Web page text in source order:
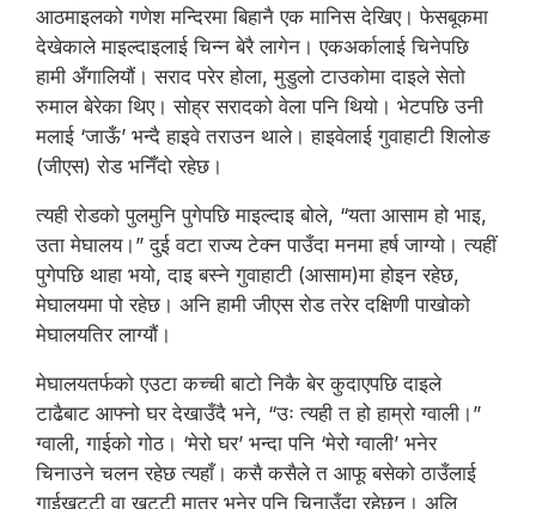
आठमाइलको गणेश मन्दिरमा बिहानै एक मानिस देखिए। फेसबूकमा
देखेकाले माइल्दाइलाई चिन्न बेरै लागेन। एकअर्कालाई चिनेपछि
हामी अँगालियौं। सराद परेर होला, मुडुलो टाउकोमा दाइले सेतो
रुमाल बेरेका थिए। सोह्र सरादको वेला पनि थियो। भेटपछि उनी
मलाई ‘जाऊँ’ भन्दै हाइवे तराउन थाले। हाइवेलाई गुवाहाटी शिलोङ
(जीएस) रोड भनिँदो रहेछ।
त्यही रोडको पुलमुनि पुगेपछि माइल्दाइ बोले, “यता आसाम हो भाइ,
उता मेघालय।” दुई वटा राज्य टेक्न पाउँदा मनमा हर्ष जाग्यो। त्यहीं
पुगेपछि थाहा भयो, दाइ बस्ने गुवाहाटी (आसाम)मा होइन रहेछ,
मेघालयमा पो रहेछ। अनि हामी जीएस रोड तरेर दक्षिणी पाखोको
मेघालयतिर लाग्यौं।
मेघालयतर्फको एउटा कच्ची बाटो निकै बेर कुदाएपछि दाइले
टाढैबाट आफ्नो घर देखाउँदै भने, “उः त्यही त हो हाम्रो ग्वाली।”
ग्वाली, गाईको गोठ। ‘मेरो घर’ भन्दा पनि ‘मेरो ग्वाली’ भनेर
चिनाउने चलन रहेछ त्यहाँ। कसै कसैले त आफू बसेको ठाउँलाई
गाईखुट्टी वा खुट्टी मात्र भनेर पनि चिनाउँदा रहेछन्। अलि